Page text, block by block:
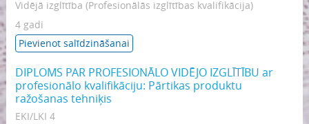
Vidējā izglītība (Profesionālās izglītības kvalifikācija)
4 gadi
Pievienot salīdzināšanai
DIPLOMS PAR PROFESIONĀLO VIDĒJO IZGLĪTĪBU ar
profesionālo kvalifikāciju: Pārtikas produktu
ražošanas tehniķis
EKI/LKI 4